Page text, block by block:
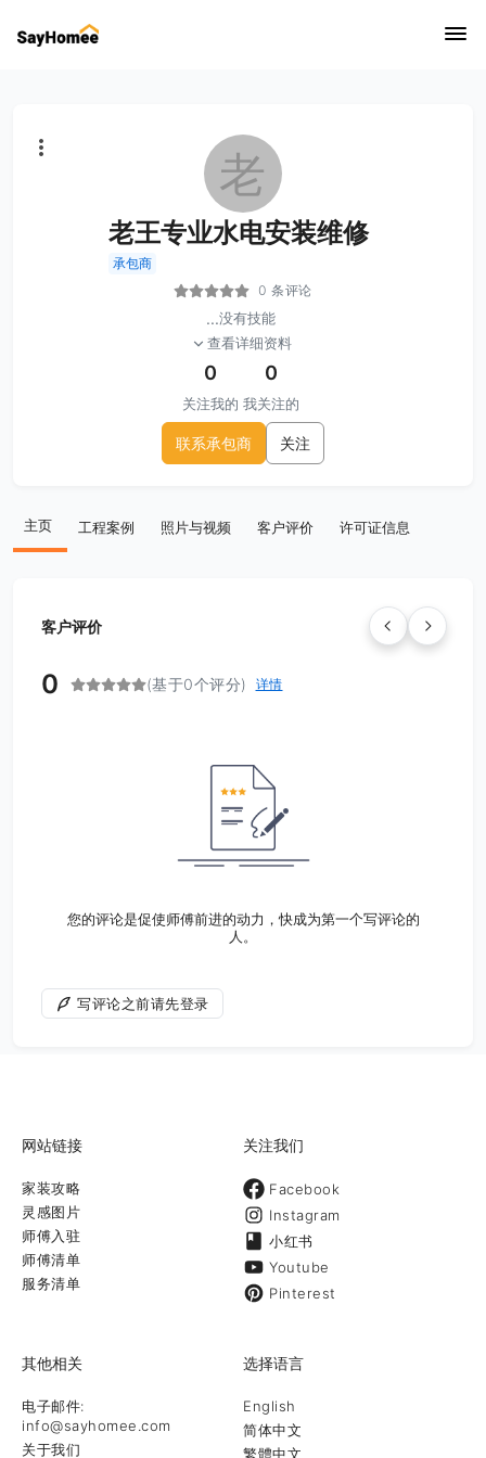
老
老王专业水电安装维修
承包商
0 条评论
...没有技能
查看详细资料
0
关注我的
0
我关注的
联系承包商 关注
主页 工程案例 照片与视频 客户评价 许可证信息
客户评价
0 (基于0个评分) 详情
您的评论是促使师傅前进的动力，快成为第一个写评论的
人。
写评论之前请先登录
网站链接
家装攻略
灵感图片
师傅入驻
师傅清单
服务清单
关注我们
Facebook
Instagram
小红书
Youtube
Pinterest
其他相关
电子邮件:
info@sayhomee.com
关于我们
选择语言
English
简体中文
繁體中文